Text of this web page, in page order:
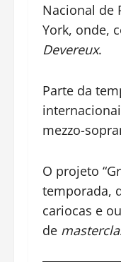
Nacional de
York, onde,
Devereux.
Parte da
mezzo-
O projeto
temporada,
cariocas e
de